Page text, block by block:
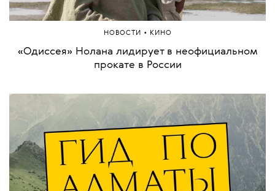
НОВОСТИ • КИНО
«Одиссея» Нолана лидирует в неофициальном
прокате в России